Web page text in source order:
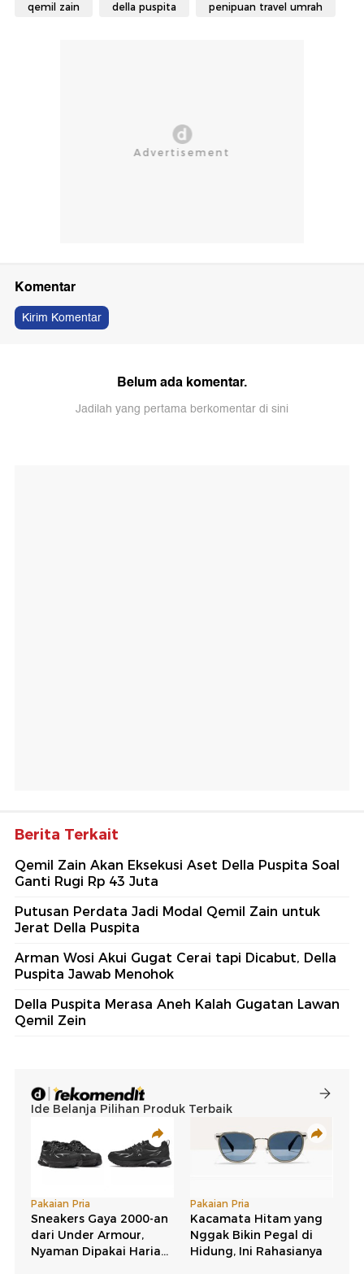
qemil zain della puspita penipuan travel umrah
Komentar
Kirim Komentar
Belum ada komentar.
Jadilah yang pertama berkomentar di sini
Berita Terkait
Qemil Zain Akan Eksekusi Aset Della Puspita Soal
Ganti Rugi Rp 43 Juta
Putusan Perdata Jadi Modal Qemil Zain untuk
Jerat Della Puspita
Arman Wosi Akui Gugat Cerai tapi Dicabut, Della
Puspita Jawab Menohok
Della Puspita Merasa Aneh Kalah Gugatan Lawan
Qemil Zein